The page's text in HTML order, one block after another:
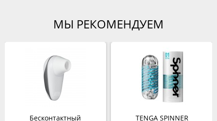
МЫ РЕКОМЕНДУЕМ
Бесконтактный
TENGA SPINNER